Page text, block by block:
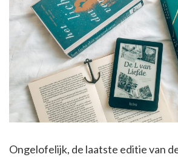
Ongelofelijk, de laatste editie van